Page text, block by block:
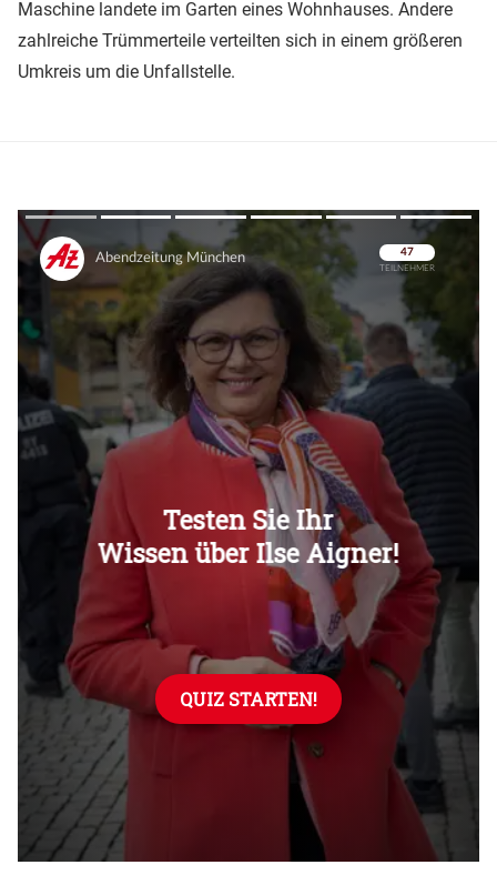
Maschine landete im Garten eines Wohnhauses. Andere
zahlreiche Trümmerteile verteilten sich in einem größeren
Umkreis um die Unfallstelle.
Überspringen
Überspringen